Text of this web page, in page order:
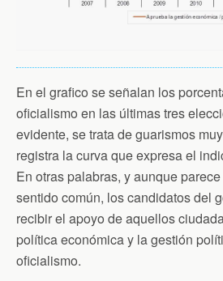
En el grafico se señalan los
oficialismo en las últimas tres
evidente, se trata de guarismos
registra la curva que expresa el
En otras palabras, y aunque
sentido común, los candidatos del
recibir el apoyo de aquellos
política económica y la gestión
oficialismo.